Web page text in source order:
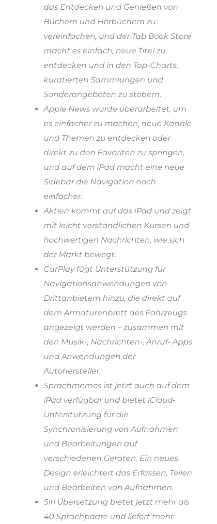
das Entdecken und Genießen von
Büchern und Hörbüchern zu
vereinfachen, und der Tab Book Store
macht es einfach, neue Titel zu
entdecken und in den Top-Charts,
kuratierten Sammlungen und
Sonderangeboten zu stöbern.
Apple News wurde überarbeitet, um
es einfacher zu machen, neue Kanäle
und Themen zu entdecken oder
direkt zu den Favoriten zu springen,
und auf dem iPad macht eine neue
Sidebar die Navigation noch
einfacher.
Aktien kommt auf das iPad und zeigt
mit leicht verständlichen Kursen und
hochwertigen Nachrichten, wie sich
der Markt bewegt.
CarPlay fügt Unterstützung für
Navigationsanwendungen von
Drittanbietern hinzu, die direkt auf
dem Armaturenbrett des Fahrzeugs
angezeigt werden – zusammen mit
den Musik-, Nachrichten-, Anruf- Apps
und Anwendungen der
Autohersteller.
Sprachmemos ist jetzt auch auf dem
iPad verfügbar und bietet iCloud-
Unterstützung für die
Synchronisierung von Aufnahmen
und Bearbeitungen auf
verschiedenen Geräten. Ein neues
Design erleichtert das Erfassen, Teilen
und Bearbeiten von Aufnahmen.
Siri Übersetzung bietet jetzt mehr als
40 Sprachpaare und liefert mehr